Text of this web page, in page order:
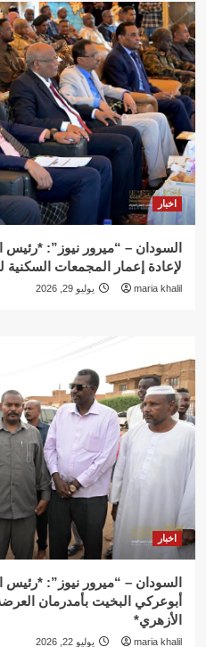
اخبار
السودان – “ميرور نيوز”: *رئيس
لإعادة إعمار المجمعات
maria khalil يوليو 29, 2026
اخبار
السودان – “ميرور نيوز”: *رئيس
أبوعركي البخيت بأمدرمان
الأزهري*
maria khalil يوليو 22, 2026